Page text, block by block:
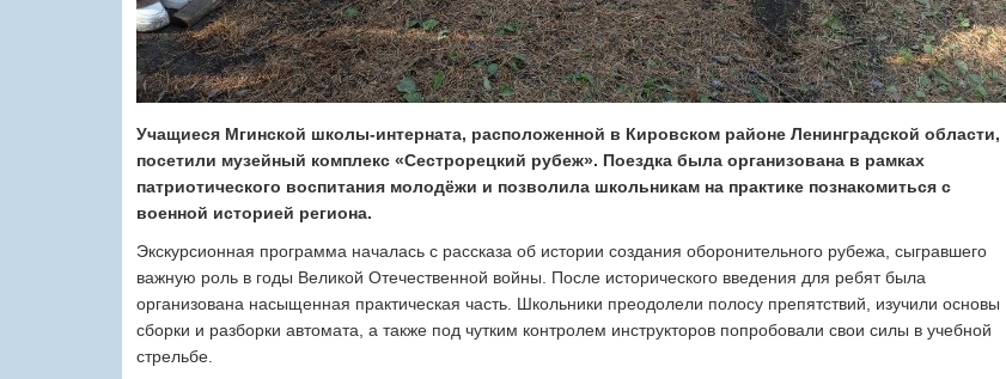
Учащиеся Мгинской школы-интерната, расположенной в Кировском районе Ленинградской области,
посетили музейный комплекс «Сестрорецкий рубеж». Поездка была организована в рамках
патриотического воспитания молодёжи и позволила школьникам на практике познакомиться с
военной историей региона.
Экскурсионная программа началась с рассказа об истории создания оборонительного рубежа, сыгравшего
важную роль в годы Великой Отечественной войны. После исторического введения для ребят была
организована насыщенная практическая часть. Школьники преодолели полосу препятствий, изучили основы
сборки и разборки автомата, а также под чутким контролем инструкторов попробовали свои силы в учебной
стрельбе.